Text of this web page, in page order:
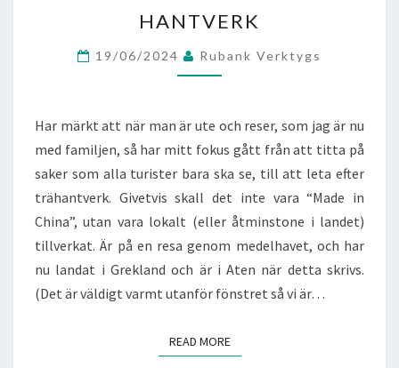
HANTVERK
19/06/2024 Rubank Verktygs
Har märkt att när man är ute och reser, som jag är nu
med familjen, så har mitt fokus gått från att titta på
saker som alla turister bara ska se, till att leta efter
trähantverk. Givetvis skall det inte vara “Made in
China”, utan vara lokalt (eller åtminstone i landet)
tillverkat. Är på en resa genom medelhavet, och har
nu landat i Grekland och är i Aten när detta skrivs.
(Det är väldigt varmt utanför fönstret så vi är…
READ MOREREAD MORE